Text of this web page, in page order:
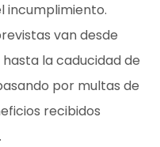
incumplimiento.
van desde
la caducidad de
por multas de
recibidos